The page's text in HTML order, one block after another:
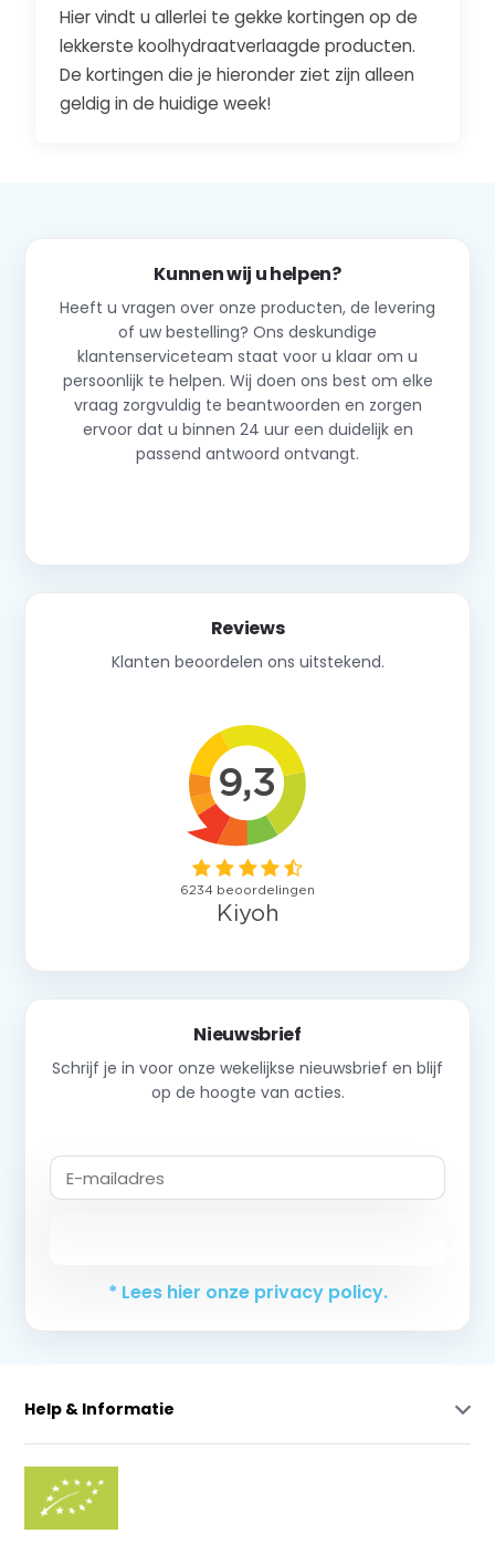
Hier vindt u allerlei te gekke kortingen op de
lekkerste koolhydraatverlaagde producten.
De kortingen die je hieronder ziet zijn alleen
geldig in de huidige week!
Kunnen wij u helpen?
Heeft u vragen over onze producten, de levering
of uw bestelling? Ons deskundige
klantenserviceteam staat voor u klaar om u
persoonlijk te helpen. Wij doen ons best om elke
vraag zorgvuldig te beantwoorden en zorgen
ervoor dat u binnen 24 uur een duidelijk en
passend antwoord ontvangt.
Reviews
Klanten beoordelen ons uitstekend.
Nieuwsbrief
Schrijf je in voor onze wekelijkse nieuwsbrief en blijf
op de hoogte van acties.
* Lees hier onze privacy policy.
Help & Informatie